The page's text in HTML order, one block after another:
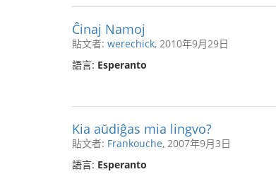
Ĉinaj Namoj
貼文者: werechick, 2010年9月29日
語言: Esperanto
Kia aŭdiĝas mia lingvo?
貼文者: Frankouche, 2007年9月3日
語言: Esperanto